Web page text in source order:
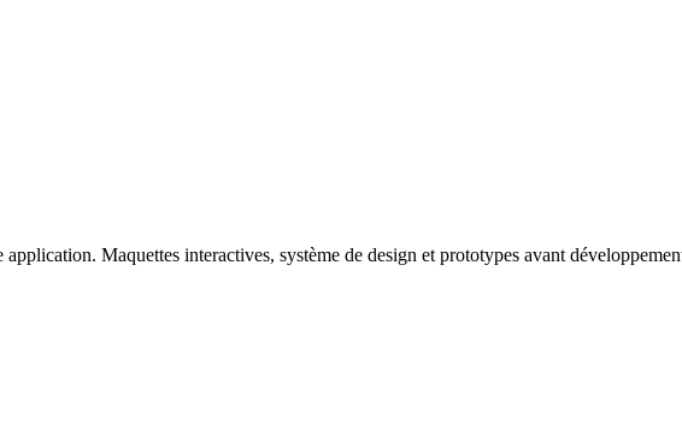
Maquettes interactives, système de design et prototypes avant